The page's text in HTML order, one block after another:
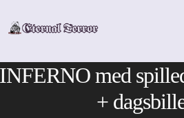
med
+